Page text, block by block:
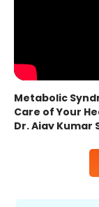
Metabolic
Care of Your
Dr. Ajay Kumar